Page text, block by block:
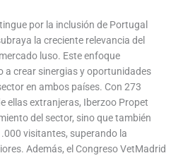
por la inclusión de Portugal
la creciente relevancia del
luso. Este enfoque
a crear sinergias y oportunidades
en ambos países. Con 273
ellas extranjeras, Iberzoo Propet
del sector, sino que también
visitantes, superando la
Además, el Congreso VetMadrid